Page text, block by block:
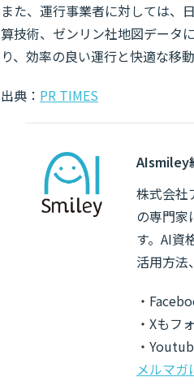
また、運行事業者に対しては、
算技術、ゼンリン社地図データ
り、効率の良い運行と快適な移
出典： PR TIMES
AIsmiley
株式会社
の専門家
す。AI資
活用方法
・
・Xもフ
・
メルマガ